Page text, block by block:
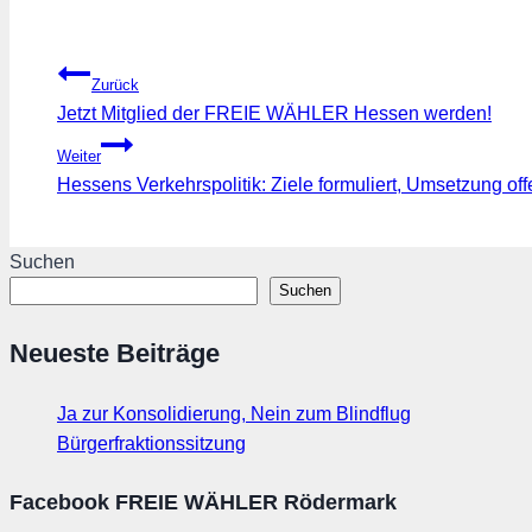
Beitragsnavigation
Zurück
Jetzt Mitglied der FREIE WÄHLER Hessen werden!
Weiter
Hessens Verkehrspolitik: Ziele formuliert, Umsetzung
Suchen
Suchen
Neueste Beiträge
Ja zur Konsolidierung, Nein zum Blindflug
Bürgerfraktionssitzung
Facebook FREIE WÄHLER Rödermark